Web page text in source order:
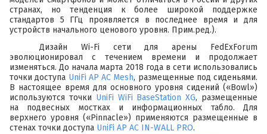
странах, но тенденция к более широкой поддержке
стандартов 5 ГГц проявляется в последнее время и для
устройств начального ценового уровня. Прим.ред.).
Дизайн Wi-Fi сети для арены FedExForum
эволюционировал с течением времени и продолжает
изменяться. До начала марта 2018 года в сети использовались
точки доступа UniFi AP AC Mesh, размещенные под сиденьями.
В настоящее время для основного уровня сидений («Bowl»)
используются точки UniFi WiFi BaseStation XG, размещенные
на подвесных мостках и информационных табло. Для
верхнего уровня («Pinnacle») применяются размещенные в
стенах точки доступа UniFi AP AC IN-WALL PRO.